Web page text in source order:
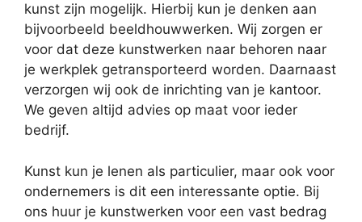
kunst zijn mogelijk. Hierbij kun je denken aan
bijvoorbeeld beeldhouwwerken. Wij zorgen er
voor dat deze kunstwerken naar behoren naar
je werkplek getransporteerd worden. Daarnaast
verzorgen wij ook de inrichting van je kantoor.
We geven altijd advies op maat voor ieder
bedrijf.
Kunst kun je lenen als particulier, maar ook voor
ondernemers is dit een interessante optie. Bij
ons huur je kunstwerken voor een vast bedrag